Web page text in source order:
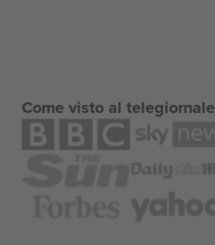
Come visto al telegiornale